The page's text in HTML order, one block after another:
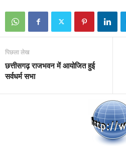
पिछला लेख
छत्तीसगढ़ राजभवन में आयोजित हुई
सर्वधर्म सभा